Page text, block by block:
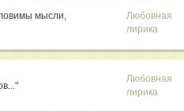
мысли,
Любовная
лирика
Любовная
лирика